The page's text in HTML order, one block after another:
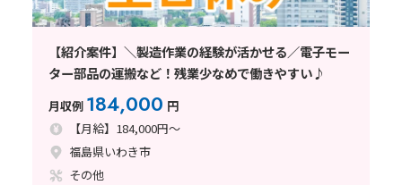
【紹介案件】＼製造作業の経験が活かせる／電子モー
ター部品の運搬など！残業少なめで働きやすい♪
月収例 184,000 円
【月給】184,000円～
福島県いわき市
その他